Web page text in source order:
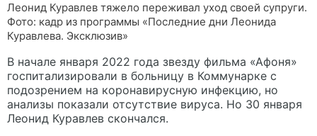
Леонид Куравлев тяжело переживал уход своей супруги.
Фото: кадр из программы «Последние дни Леонида
Куравлева. Эксклюзив»
В начале января 2022 года звезду фильма «Афоня»
госпитализировали в больницу в Коммунарке с
подозрением на коронавирусную инфекцию, но
анализы показали отсутствие вируса. Но 30 января
Леонид Куравлев скончался.